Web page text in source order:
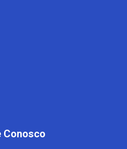
Conosco